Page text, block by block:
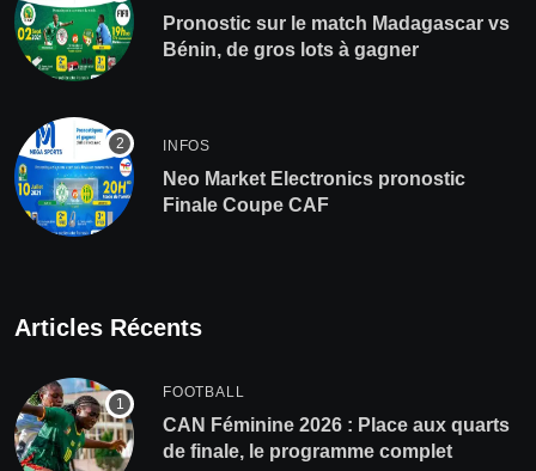
Pronostic sur le match Madagascar vs
Bénin, de gros lots à gagner
INFOS
Neo Market Electronics pronostic
Finale Coupe CAF
Articles Récents
FOOTBALL
CAN Féminine 2026 : Place aux quarts
de finale, le programme complet